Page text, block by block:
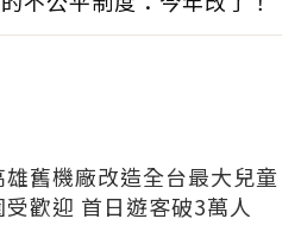
雄舊機廠改造全台最大兒童
受歡迎 首日遊客破3萬人